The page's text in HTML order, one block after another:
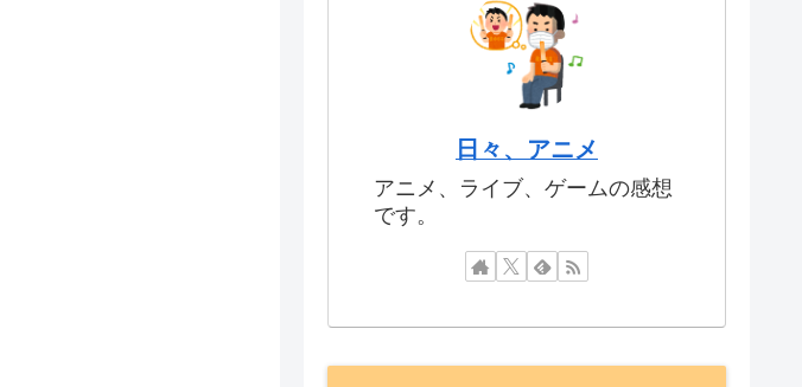
日々、アニメ
アニメ、ライブ、ゲームの感想
です。